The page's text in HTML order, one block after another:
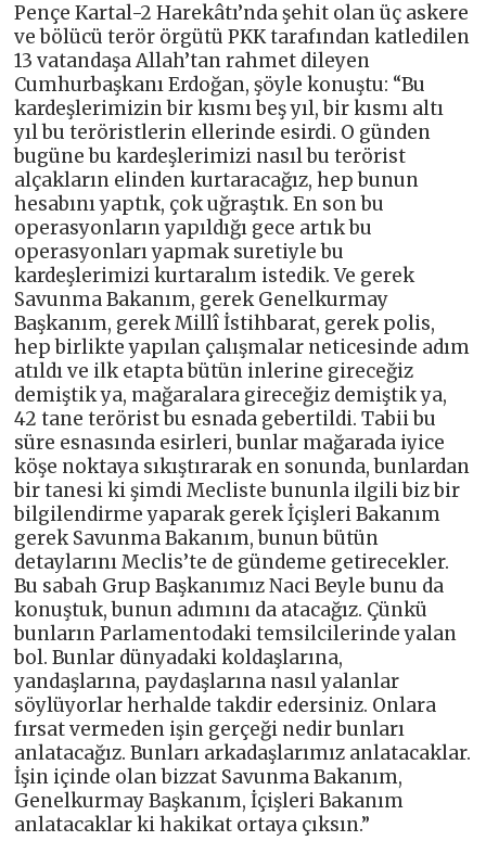
Pençe Kartal-2 Harekâtı’nda şehit olan üç askere
ve bölücü terör örgütü PKK tarafından katledilen
13 vatandaşa Allah’tan rahmet dileyen
Cumhurbaşkanı Erdoğan, şöyle konuştu: “Bu
kardeşlerimizin bir kısmı beş yıl, bir kısmı altı
yıl bu teröristlerin ellerinde esirdi. O günden
bugüne bu kardeşlerimizi nasıl bu terörist
alçakların elinden kurtaracağız, hep bunun
hesabını yaptık, çok uğraştık. En son bu
operasyonların yapıldığı gece artık bu
operasyonları yapmak suretiyle bu
kardeşlerimizi kurtaralım istedik. Ve gerek
Savunma Bakanım, gerek Genelkurmay
Başkanım, gerek Millî İstihbarat, gerek polis,
hep birlikte yapılan çalışmalar neticesinde adım
atıldı ve ilk etapta bütün inlerine gireceğiz
demiştik ya, mağaralara gireceğiz demiştik ya,
42 tane terörist bu esnada gebertildi. Tabii bu
süre esnasında esirleri, bunlar mağarada iyice
köşe noktaya sıkıştırarak en sonunda, bunlardan
bir tanesi ki şimdi Mecliste bununla ilgili biz bir
bilgilendirme yaparak gerek İçişleri Bakanım
gerek Savunma Bakanım, bunun bütün
detaylarını Meclis’te de gündeme getirecekler.
Bu sabah Grup Başkanımız Naci Beyle bunu da
konuştuk, bunun adımını da atacağız. Çünkü
bunların Parlamentodaki temsilcilerinde yalan
bol. Bunlar dünyadaki koldaşlarına,
yandaşlarına, paydaşlarına nasıl yalanlar
söylüyorlar herhalde takdir edersiniz. Onlara
fırsat vermeden işin gerçeği nedir bunları
anlatacağız. Bunları arkadaşlarımız anlatacaklar.
İşin içinde olan bizzat Savunma Bakanım,
Genelkurmay Başkanım, İçişleri Bakanım
anlatacaklar ki hakikat ortaya çıksın.”